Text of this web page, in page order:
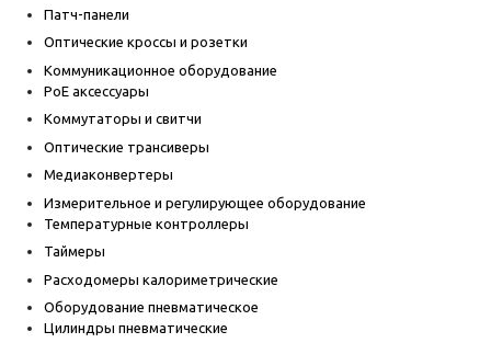
Патч-панели
Оптические кроссы и розетки
Коммуникационное оборудование
PoE аксессуары
Коммутаторы и свитчи
Оптические трансиверы
Медиаконвертеры
Измерительное и регулирующее оборудование
Температурные контроллеры
Таймеры
Расходомеры калориметрические
Оборудование пневматическое
Цилиндры пневматические